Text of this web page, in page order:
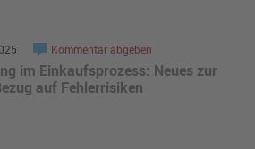
Kommentar abgeben
im Einkaufsprozess: Neues zur
auf Fehlerrisiken